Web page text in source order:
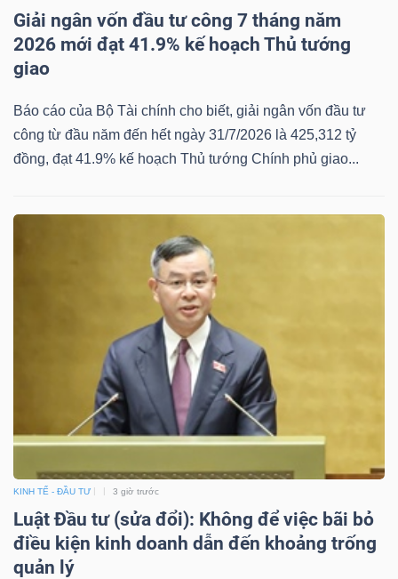
Giải ngân vốn đầu tư công 7 tháng năm
2026 mới đạt 41.9% kế hoạch Thủ tướng
giao
Báo cáo của Bộ Tài chính cho biết, giải ngân vốn đầu tư
công từ đầu năm đến hết ngày 31/7/2026 là 425,312 tỷ
đồng, đạt 41.9% kế hoạch Thủ tướng Chính phủ giao...
KINH TẾ - ĐẦU TƯ 3 giờ trước
Luật Đầu tư (sửa đổi): Không để việc bãi bỏ
điều kiện kinh doanh dẫn đến khoảng trống
quản lý
vụ
(-)
Đào
tạo
tư